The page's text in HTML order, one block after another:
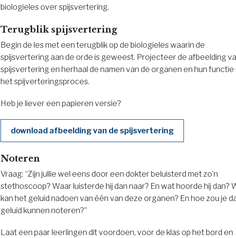
biologieles over spijsvertering.
Terugblik spijsvertering
Begin de les met een terugblik op de biologieles waarin de
spijsvertering aan de orde is geweest. Projecteer de afbeelding
spijsvertering en herhaal de namen van de organen en hun functie
het spijverteringsproces.
Heb je liever een papieren versie?
download afbeelding van de spijsvertering
Noteren
Vraag: “Zijn jullie wel eens door een dokter beluisterd met zo’n
stethoscoop? Waar luisterde hij dan naar? En wat hoorde hij dan?
kan het geluid nadoen van één van deze organen? En hoe zou je
geluid kunnen noteren?”
Laat een paar leerlingen dit voordoen, voor de klas op het bord en